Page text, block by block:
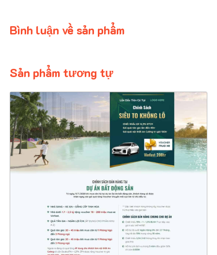
Bình luận về sản phẩm
Sản phẩm tương tự
4546
CHI TIẾT